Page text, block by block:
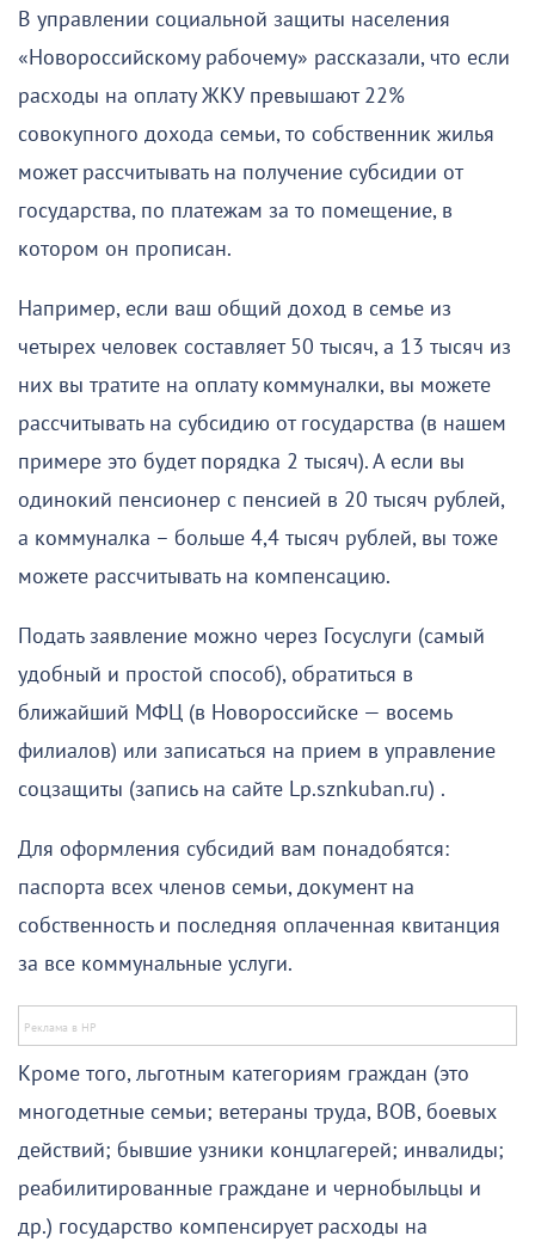
В управлении социальной защиты населения
«Новороссийскому рабочему» рассказали, что если
расходы на оплату ЖКУ превышают 22%
совокупного дохода семьи, то собственник жилья
может рассчитывать на получение субсидии от
государства, по платежам за то помещение, в
котором он прописан.
Например, если ваш общий доход в семье из
четырех человек составляет 50 тысяч, а 13 тысяч из
них вы тратите на оплату коммуналки, вы можете
рассчитывать на субсидию от государства (в нашем
примере это будет порядка 2 тысяч). А если вы
одинокий пенсионер с пенсией в 20 тысяч рублей,
а коммуналка – больше 4,4 тысяч рублей, вы тоже
можете рассчитывать на компенсацию.
Подать заявление можно через Госуслуги (самый
удобный и простой способ), обратиться в
ближайший МФЦ (в Новороссийске — восемь
филиалов) или записаться на прием в управление
соцзащиты (запись на сайте Lp.sznkuban.ru) .
Для оформления субсидий вам понадобятся:
паспорта всех членов семьи, документ на
собственность и последняя оплаченная квитанция
за все коммунальные услуги.
Кроме того, льготным категориям граждан (это
многодетные семьи; ветераны труда, ВОВ, боевых
действий; бывшие узники концлагерей; инвалиды;
реабилитированные граждане и чернобыльцы и
др.) государство компенсирует расходы на